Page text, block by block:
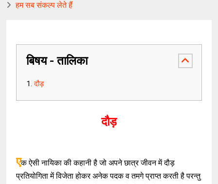
हम सब संकल्प लेते हैं
बिषय - तालिका
दौड़
दौड़
एक ऐसी नायिका की कहानी है जो अपने छात्र जीवन में दौड़
प्रतियोगिता में विजेता होकर अनेक पदक व तमगे प्राप्त करती है परन्तु